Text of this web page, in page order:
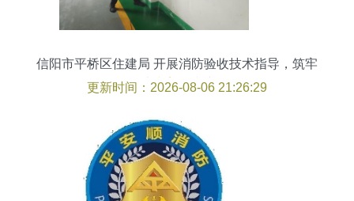
信阳市平桥区住建局 开展消防验收技术指导，筑牢
消防安全防线
更新时间：2026-08-06 21:26:29